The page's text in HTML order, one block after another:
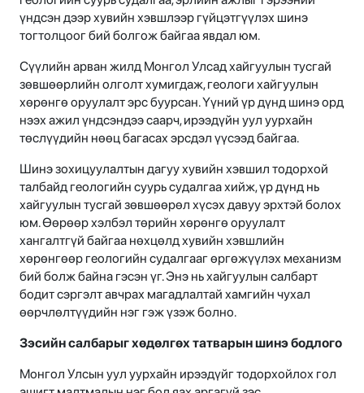
үндсэн дээр хувийн хэвшлээр гүйцэтгүүлэх шинэ
тогтолцоог бий болгож байгаа явдал юм.
Сүүлийн арван жилд Монгол Улсад хайгуулын тусгай
зөвшөөрлийн олголт хумигдаж, геологи хайгуулын
хөрөнгө оруулалт эрс буурсан. Үүний үр дүнд шинэ орд
нээх ажил үндсэндээ саарч, ирээдүйн уул уурхайн
төслүүдийн нөөц багасах эрсдэл үүсээд байгаа.
Шинэ зохицуулалтын дагуу хувийн хэвшил тодорхой
талбайд геологийн суурь судалгаа хийж, үр дүнд нь
хайгуулын тусгай зөвшөөрөл хүсэх давуу эрхтэй болох
юм. Өөрөөр хэлбэл төрийн хөрөнгө оруулалт
хангалтгүй байгаа нөхцөлд хувийн хэвшлийн
хөрөнгөөр геологийн судалгааг өргөжүүлэх механизм
бий болж байна гэсэн үг. Энэ нь хайгуулын салбарт
бодит сэргэлт авчрах магадлалтай хамгийн чухал
өөрчлөлтүүдийн нэг гэж үзэж болно.
Зэсийн салбарыг хөдөлгөх татварын шинэ бодлого
Монгол Улсын уул уурхайн ирээдүйг тодорхойлох гол